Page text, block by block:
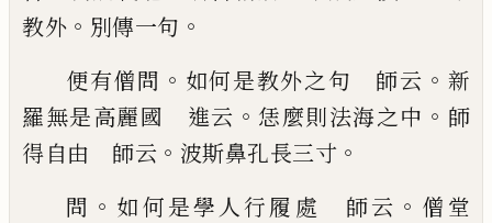
教外 。 別傳一句 。
便有僧問 。 如何是教外之句 師云 。 新
羅無是高麗國 進云 。 恁麼則法海之中 。 師
得自由 師云 。 波斯鼻孔長三寸 。
問 。 如何是學人行履處 師云 。 僧堂